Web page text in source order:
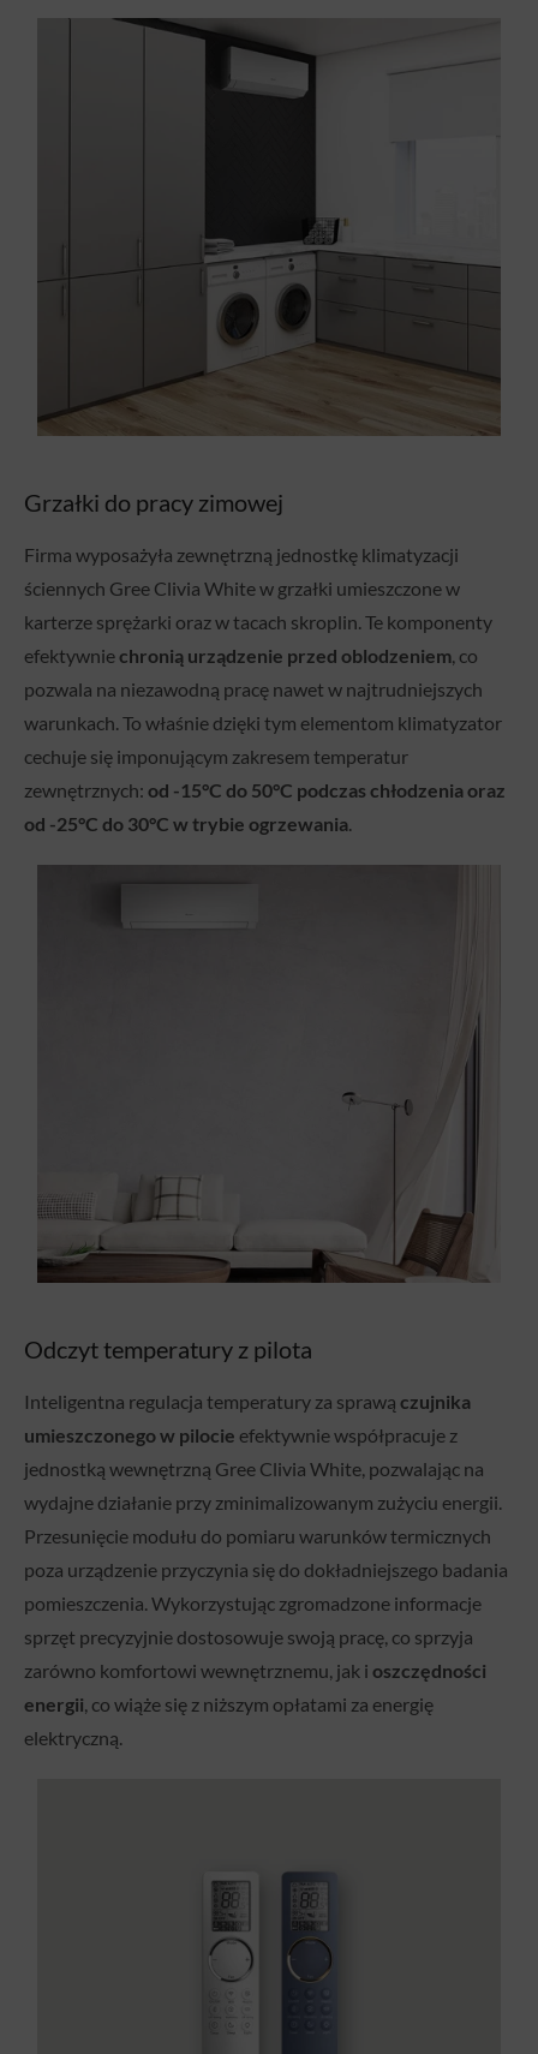
Grzałki do pracy zimowej
Firma wyposażyła zewnętrzną jednostkę klimatyzacji
ściennych Gree Clivia White w grzałki umieszczone w
karterze sprężarki oraz w tacach skroplin. Te komponenty
efektywniechronią urządzenie przed oblodzeniem, co
pozwala na niezawodną pracę nawet w najtrudniejszych
warunkach. To właśnie dzięki tym elementom klimatyzator
cechuje się imponującym zakresem temperatur
zewnętrznych: od -15°C do 50°C podczas chłodzenia oraz
od -25°C do 30°C w trybie ogrzewania.
Odczyt temperatury z pilota
Inteligentna regulacja temperatury za sprawą czujnika
umieszczonego w pilocie efektywnie współpracuje z
jednostką wewnętrzną Gree Clivia White, pozwalając na
wydajne działanie przy zminimalizowanym zużyciu energii.
Przesunięcie modułu do pomiaru warunków termicznych
poza urządzenie przyczynia się do dokładniejszego badania
pomieszczenia. Wykorzystując zgromadzone informacje
sprzęt precyzyjnie dostosowuje swoją pracę, co sprzyja
zarówno komfortowi wewnętrznemu, jak i oszczędności
energii, co wiąże się z niższym opłatami za energię
elektryczną.